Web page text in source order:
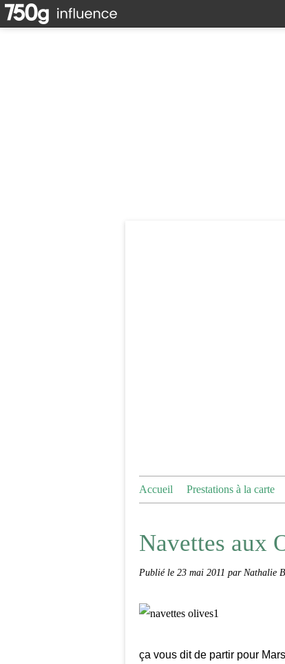
Accueil Prestations à la carte
Navettes aux
Publié le 23 mai 2011 par Nathalie B
ça vous dit de partir pour